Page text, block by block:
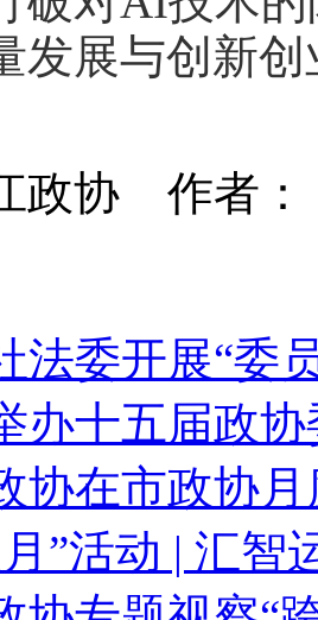
发展与创新
政协 作者
法委开展“委
办十五届政
协在市政协
”活动 | 汇智